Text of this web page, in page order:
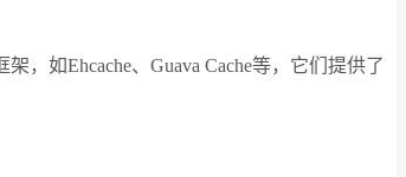
，如Ehcache、Guava Cache等，它们提供了